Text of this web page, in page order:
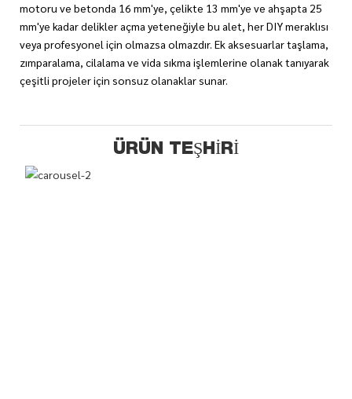
motoru ve betonda 16 mm'ye, çelikte 13 mm'ye ve ahşapta 25
mm'ye kadar delikler açma yeteneğiyle bu alet, her DIY meraklısı
veya profesyonel için olmazsa olmazdır. Ek aksesuarlar taşlama,
zımparalama, cilalama ve vida sıkma işlemlerine olanak tanıyarak
çeşitli projeler için sonsuz olanaklar sunar.
ÜRÜN TEŞHIRI